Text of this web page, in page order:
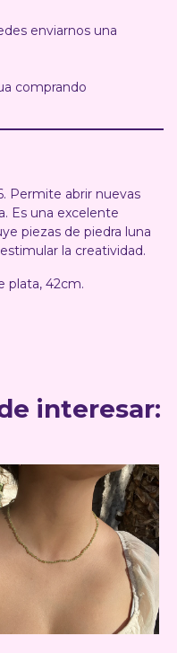
enviarnos una
comprando
Permite abrir nuevas
Es una excelente
piezas de piedra luna
la creatividad.
plata, 42cm.
interesar: